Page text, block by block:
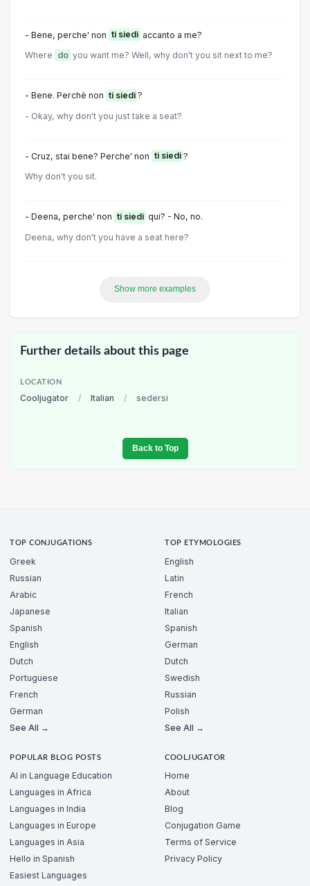
- Bene, perche' non ti siedi accanto a me?
Where do you want me? Well, why don't you sit next to me?
- Bene. Perchè non ti siedi ?
- Okay, why don't you just take a seat?
- Cruz, stai bene? Perche' non ti siedi ?
Why don't you sit.
- Deena, perche' non ti siedi qui? - No, no.
Deena, why don't you have a seat here?
Show more examples
Further details about this page
LOCATION
Cooljugator / Italian / sedersi
Back to Top
TOP CONJUGATIONS
Greek
Russian
Arabic
Japanese
Spanish
English
Dutch
Portuguese
French
German
See All →
TOP ETYMOLOGIES
English
Latin
French
Italian
Spanish
German
Dutch
Swedish
Russian
Polish
See All →
POPULAR BLOG POSTS
AI in Language Education
Languages in Africa
Languages in India
Languages in Europe
Languages in Asia
Hello in Spanish
Easiest Languages
COOLJUGATOR
Home
About
Blog
Conjugation Game
Terms of Service
Privacy Policy